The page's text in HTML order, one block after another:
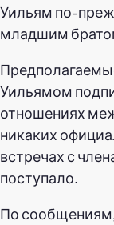
Уильям по-
младшим
Уильямом
отношениях
никаких
встречах с
поступало.
По